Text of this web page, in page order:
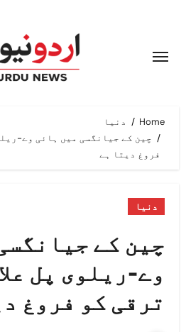
content
Home
دنیا
چین کے جیانگسی میں ہائی وے-
فروغ دیتا ہے
دنیا
چین کے
وے-ریلوی پل
ترقی کو فروغ